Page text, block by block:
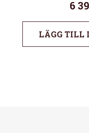
6
LÄGG TILL